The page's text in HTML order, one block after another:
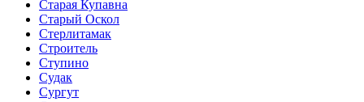
Старая Купавна
Старый Оскол
Стерлитамак
Строитель
Ступино
Судак
Сургут